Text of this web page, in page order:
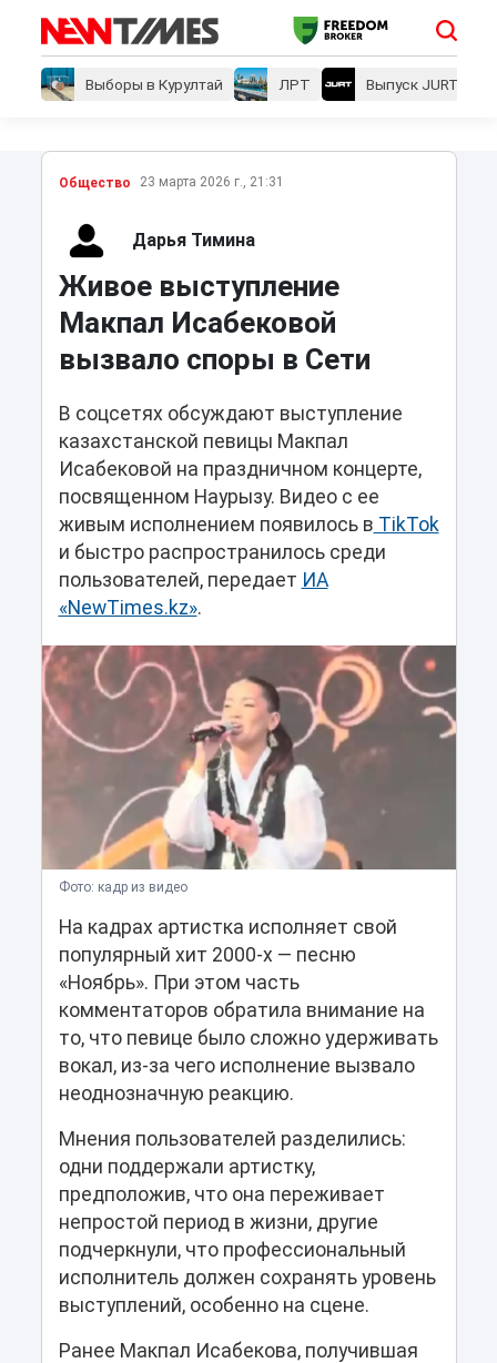
Выборы в Курултай ЛРТ Выпуск JURT
Общество 23 марта 2026 г., 21:31
Дарья Тимина
Живое выступление
Макпал Исабековой
вызвало споры в Сети
В соцсетях обсуждают выступление
казахстанской певицы Макпал
Исабековой на праздничном концерте,
посвященном Наурызу. Видео с ее
живым исполнением появилось в TikTok
и быстро распространилось среди
пользователей, передает ИА
«NewTimes.kz».
Фото: кадр из видео
На кадрах артистка исполняет свой
популярный хит 2000-х — песню
«Ноябрь». При этом часть
комментаторов обратила внимание на
то, что певице было сложно удерживать
вокал, из-за чего исполнение вызвало
неоднозначную реакцию.
Мнения пользователей разделились:
одни поддержали артистку,
предположив, что она переживает
непростой период в жизни, другие
подчеркнули, что профессиональный
исполнитель должен сохранять уровень
выступлений, особенно на сцене.
Ранее Макпал Исабекова, получившая